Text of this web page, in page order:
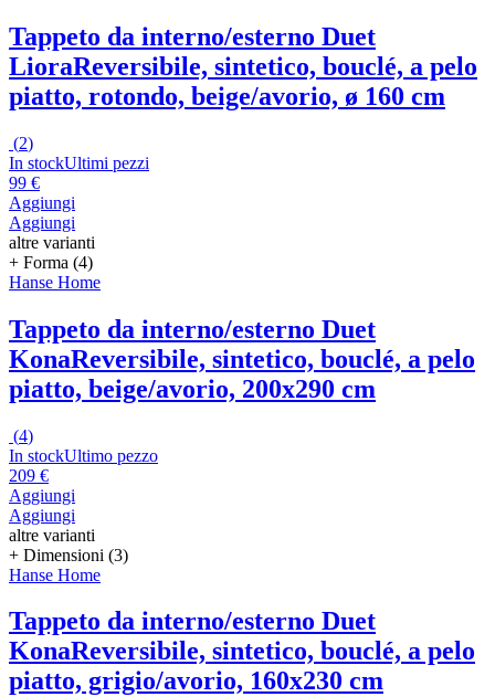
Tappeto da interno/esterno Duet
LioraReversibile, sintetico, bouclé, a pelo
piatto, rotondo, beige/avorio, ø 160 cm
(2)
In stockUltimi pezzi
99 €
Aggiungi
Aggiungi
altre varianti
+ Forma (4)
Hanse Home
Tappeto da interno/esterno Duet
KonaReversibile, sintetico, bouclé, a pelo
piatto, beige/avorio, 200x290 cm
(4)
In stockUltimo pezzo
209 €
Aggiungi
Aggiungi
altre varianti
+ Dimensioni (3)
Hanse Home
Tappeto da interno/esterno Duet
KonaReversibile, sintetico, bouclé, a pelo
piatto, grigio/avorio, 160x230 cm